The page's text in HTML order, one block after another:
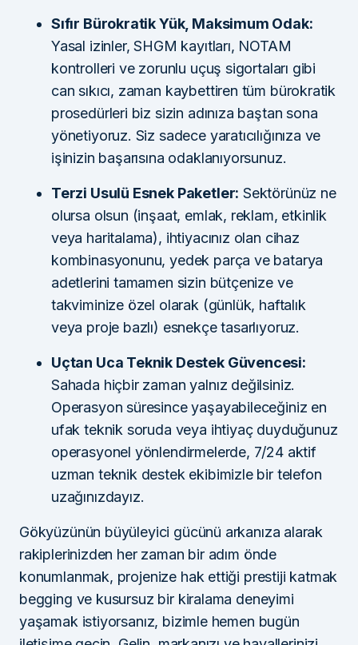
Sıfır Bürokratik Yük, Maksimum Odak:
Yasal izinler, SHGM kayıtları, NOTAM
kontrolleri ve zorunlu uçuş sigortaları gibi
can sıkıcı, zaman kaybettiren tüm bürokratik
prosedürleri biz sizin adınıza baştan sona
yönetiyoruz. Siz sadece yaratıcılığınıza ve
işinizin başarısına odaklanıyorsunuz.
Terzi Usulü Esnek Paketler: Sektörünüz ne
olursa olsun (inşaat, emlak, reklam, etkinlik
veya haritalama), ihtiyacınız olan cihaz
kombinasyonunu, yedek parça ve batarya
adetlerini tamamen sizin bütçenize ve
takviminize özel olarak (günlük, haftalık
veya proje bazlı) esnekçe tasarlıyoruz.
Uçtan Uca Teknik Destek Güvencesi:
Sahada hiçbir zaman yalnız değilsiniz.
Operasyon süresince yaşayabileceğiniz en
ufak teknik soruda veya ihtiyaç duyduğunuz
operasyonel yönlendirmelerde, 7/24 aktif
uzman teknik destek ekibimizle bir telefon
uzağınızdayız.
Gökyüzünün büyüleyici gücünü arkanıza alarak
rakiplerinizden her zaman bir adım önde
konumlanmak, projenize hak ettiği prestiji katmak
begging ve kusursuz bir kiralama deneyimi
yaşamak istiyorsanız, bizimle hemen bugün